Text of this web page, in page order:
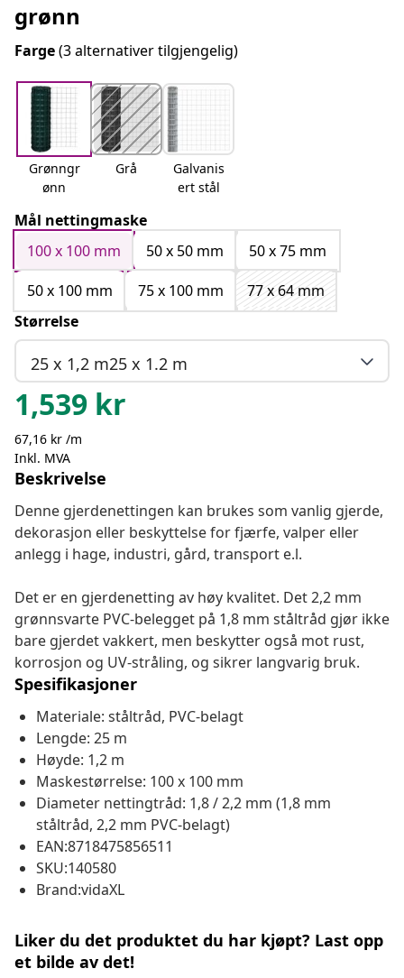
grønn
Farge(3 alternativer tilgjengelig)
Grønngr
ønn
Grå
Galvanis
ert stål
Mål nettingmaske
100 x 100 mm
50 x 50 mm
50 x 75 mm
50 x 100 mm
75 x 100 mm
77 x 64 mm
Størrelse
25 x 1,2 m25 x 1.2 m
1,539 kr
67,16 kr /m
Inkl. MVA
Beskrivelse
Denne gjerdenettingen kan brukes som vanlig gjerde,
dekorasjon eller beskyttelse for fjærfe, valper eller
anlegg i hage, industri, gård, transport e.l.
Det er en gjerdenetting av høy kvalitet. Det 2,2 mm
grønnsvarte PVC-belegget på 1,8 mm ståltråd gjør ikke
bare gjerdet vakkert, men beskytter også mot rust,
korrosjon og UV-stråling, og sikrer langvarig bruk.
Spesifikasjoner
Materiale: ståltråd, PVC-belagt
Lengde: 25 m
Høyde: 1,2 m
Maskestørrelse: 100 x 100 mm
Diameter nettingtråd: 1,8 / 2,2 mm (1,8 mm
ståltråd, 2,2 mm PVC-belagt)
EAN:8718475856511
SKU:140580
Brand:vidaXL
Liker du det produktet du har kjøpt? Last opp
et bilde av det!